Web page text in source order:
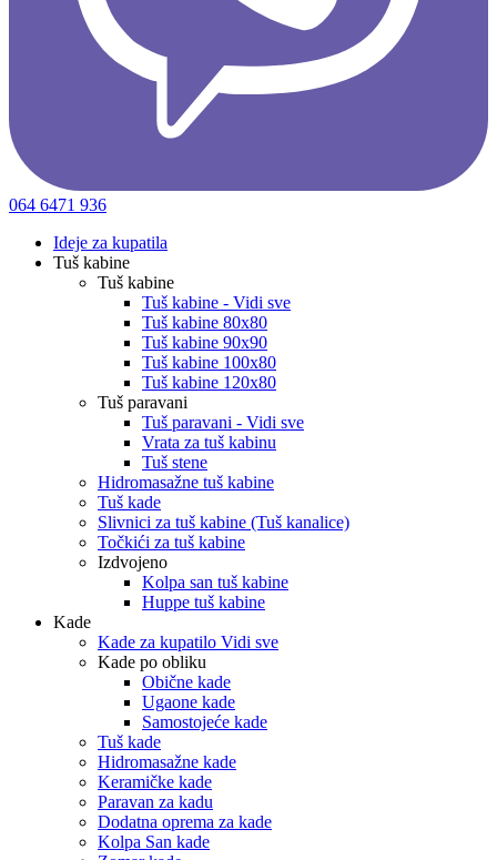
064 6471 936
Ideje za kupatila
Tuš kabine
Tuš kabine
Tuš kabine - Vidi sve
Tuš kabine 80x80
Tuš kabine 90x90
Tuš kabine 100x80
Tuš kabine 120x80
Tuš paravani
Tuš paravani - Vidi sve
Vrata za tuš kabinu
Tuš stene
Hidromasažne tuš kabine
Tuš kade
Slivnici za tuš kabine (Tuš kanalice)
Točkići za tuš kabine
Izdvojeno
Kolpa san tuš kabine
Huppe tuš kabine
Kade
Kade za kupatilo Vidi sve
Kade po obliku
Obične kade
Ugaone kade
Samostojeće kade
Tuš kade
Hidromasažne kade
Keramičke kade
Paravan za kadu
Dodatna oprema za kade
Kolpa San kade